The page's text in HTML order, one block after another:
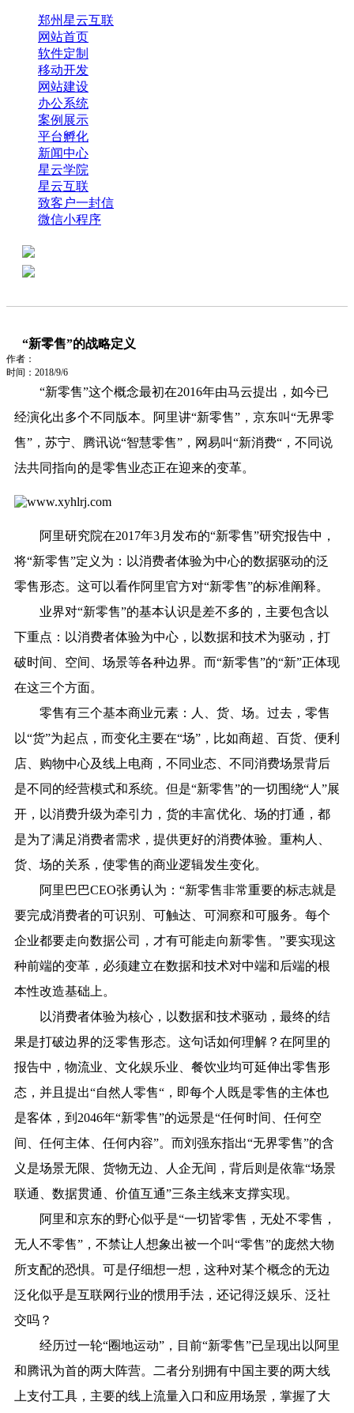
郑州星云互联
网站首页
软件定制
移动开发
网站建设
办公系统
案例展示
平台孵化
新闻中心
星云学院
星云互联
致客户一封信
微信小程序
“新零售”的战略定义
作者：
时间：2018/9/6
“新零售”这个概念最初在2016年由马云提出，如今已
经演化出多个不同版本。阿里讲“新零售”，京东叫“无界零
售”，苏宁、腾讯说“智慧零售”，网易叫“新消费“，不同说
法共同指向的是零售业态正在迎来的变革。
阿里研究院在2017年3月发布的“新零售”研究报告中，
将“新零售”定义为：以消费者体验为中心的数据驱动的泛
零售形态。这可以看作阿里官方对“新零售”的标准阐释。
业界对“新零售”的基本认识是差不多的，主要包含以
下重点：以消费者体验为中心，以数据和技术为驱动，打
破时间、空间、场景等各种边界。而“新零售”的“新”正体现
在这三个方面。
零售有三个基本商业元素：人、货、场。过去，零售
以“货”为起点，而变化主要在“场”，比如商超、百货、便利
店、购物中心及线上电商，不同业态、不同消费场景背后
是不同的经营模式和系统。但是“新零售”的一切围绕“人”展
开，以消费升级为牵引力，货的丰富优化、场的打通，都
是为了满足消费者需求，提供更好的消费体验。重构人、
货、场的关系，使零售的商业逻辑发生变化。
阿里巴巴CEO张勇认为：“新零售非常重要的标志就是
要完成消费者的可识别、可触达、可洞察和可服务。每个
企业都要走向数据公司，才有可能走向新零售。”要实现这
种前端的变革，必须建立在数据和技术对中端和后端的根
本性改造基础上。
以消费者体验为核心，以数据和技术驱动，最终的结
果是打破边界的泛零售形态。这句话如何理解？在阿里的
报告中，物流业、文化娱乐业、餐饮业均可延伸出零售形
态，并且提出“自然人零售“，即每个人既是零售的主体也
是客体，到2046年“新零售”的远景是“任何时间、任何空
间、任何主体、任何内容”。而刘强东指出“无界零售”的含
义是场景无限、货物无边、人企无间，背后则是依靠“场景
联通、数据贯通、价值互通”三条主线来支撑实现。
阿里和京东的野心似乎是“一切皆零售，无处不零售，
无人不零售”，不禁让人想象出被一个叫“零售”的庞然大物
所支配的恐惧。可是仔细想一想，这种对某个概念的无边
泛化似乎是互联网行业的惯用手法，还记得泛娱乐、泛社
交吗？
经历过一轮“圈地运动”，目前“新零售”已呈现出以阿里
和腾讯为首的两大阵营。二者分别拥有中国主要的两大线
上支付工具，主要的线上流量入口和应用场景，掌握了大